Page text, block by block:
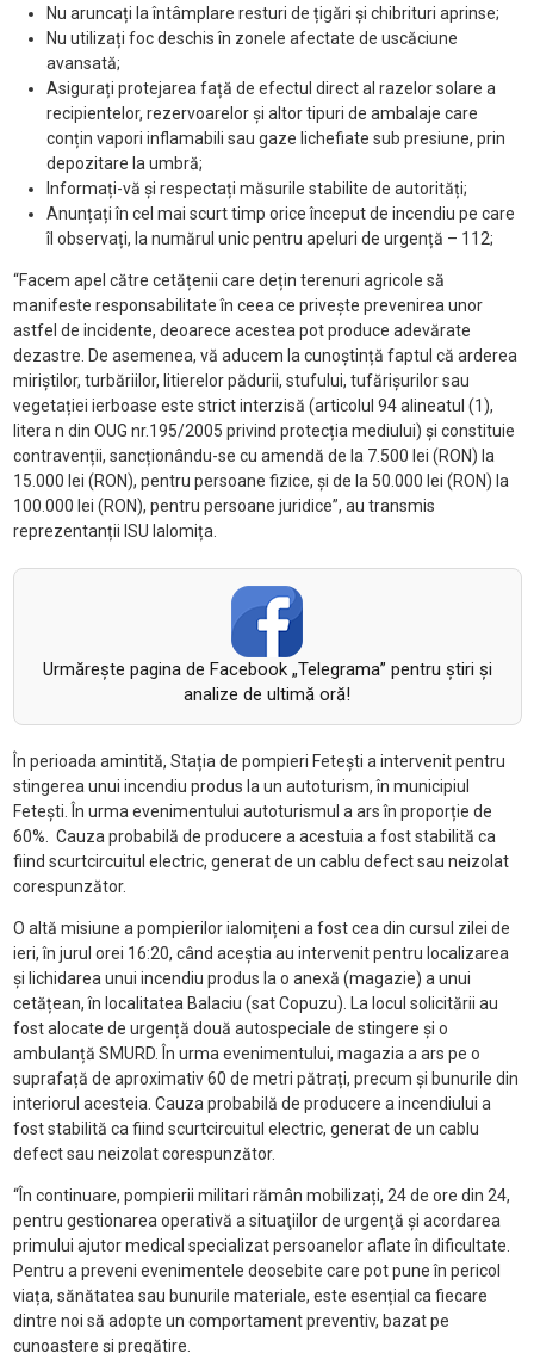
Nu aruncați la întâmplare resturi de țigări și chibrituri aprinse;
Nu utilizați foc deschis în zonele afectate de uscăciune
avansată;
Asigurați protejarea față de efectul direct al razelor solare a
recipientelor, rezervoarelor și altor tipuri de ambalaje care
conțin vapori inflamabili sau gaze lichefiate sub presiune, prin
depozitare la umbră;
Informați-vă și respectați măsurile stabilite de autorități;
Anunțați în cel mai scurt timp orice început de incendiu pe care
îl observați, la numărul unic pentru apeluri de urgență – 112;
“Facem apel către cetățenii care dețin terenuri agricole să
manifeste responsabilitate în ceea ce privește prevenirea unor
astfel de incidente, deoarece acestea pot produce adevărate
dezastre. De asemenea, vă aducem la cunoștință faptul că arderea
miriștilor, turbăriilor, litierelor pădurii, stufului, tufărișurilor sau
vegetației ierboase este strict interzisă (articolul 94 alineatul (1),
litera n din OUG nr.195/2005 privind protecția mediului) și constituie
contravenții, sancționându-se cu amendă de la 7.500 lei (RON) la
15.000 lei (RON), pentru persoane fizice, și de la 50.000 lei (RON) la
100.000 lei (RON), pentru persoane juridice”, au transmis
reprezentanții ISU Ialomița.
Urmăreşte pagina de Facebook „Telegrama” pentru ştiri şi
analize de ultimă oră!
În perioada amintită, Stația de pompieri Fetești a intervenit pentru
stingerea unui incendiu produs la un autoturism, în municipiul
Fetești. În urma evenimentului autoturismul a ars în proporție de
60%. Cauza probabilă de producere a acestuia a fost stabilită ca
fiind scurtcircuitul electric, generat de un cablu defect sau neizolat
corespunzător.
O altă misiune a pompierilor ialomițeni a fost cea din cursul zilei de
ieri, în jurul orei 16:20, când aceștia au intervenit pentru localizarea
și lichidarea unui incendiu produs la o anexă (magazie) a unui
cetățean, în localitatea Balaciu (sat Copuzu). La locul solicitării au
fost alocate de urgență două autospeciale de stingere și o
ambulanță SMURD. În urma evenimentului, magazia a ars pe o
suprafață de aproximativ 60 de metri pătrați, precum și bunurile din
interiorul acesteia. Cauza probabilă de producere a incendiului a
fost stabilită ca fiind scurtcircuitul electric, generat de un cablu
defect sau neizolat corespunzător.
“În continuare, pompierii militari rămân mobilizați, 24 de ore din 24,
pentru gestionarea operativă a situaţiilor de urgenţă şi acordarea
primului ajutor medical specializat persoanelor aflate în dificultate.
Pentru a preveni evenimentele deosebite care pot pune în pericol
viața, sănătatea sau bunurile materiale, este esențial ca fiecare
dintre noi să adopte un comportament preventiv, bazat pe
cunoaștere și pregătire.